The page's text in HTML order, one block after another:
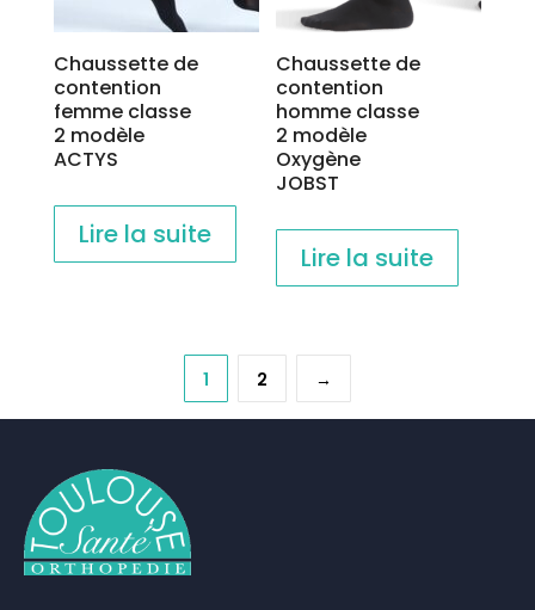
produit
Chaussette de
contention
femme classe
2 modèle
ACTYS
Lire la suite
Chaussette de
contention
homme classe
2 modèle
Oxygène
JOBST
Lire la suite
1 2 →